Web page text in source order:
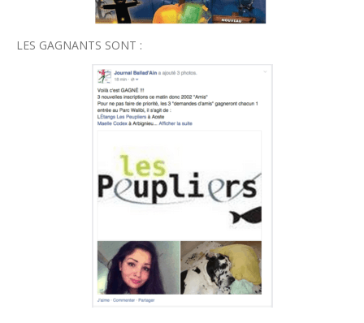
LES GAGNANTS SONT :